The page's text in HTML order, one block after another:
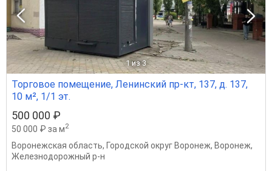
1 из 3
Торговое помещение, Ленинский пр-кт, 137, д. 137,
10 м², 1/1 эт.
500 000 ₽
50 000 ₽ за м2
Воронежская область, Городской округ Воронеж, Воронеж,
Железнодорожный р-н